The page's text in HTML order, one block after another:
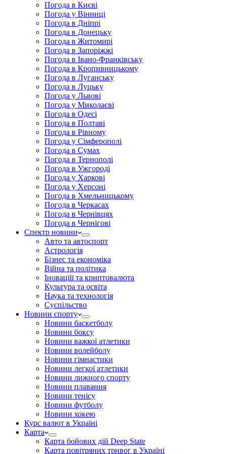
Погода в Києві
Погода у Вінниці
Погода в Дніпрі
Погода в Донецьку
Погода в Житомирі
Погода в Запоріжжі
Погода в Івано-Франківську
Погода в Кропивницькому
Погода в Луганську
Погода в Луцьку
Погода у Львові
Погода у Миколаєві
Погода в Одесі
Погода в Полтаві
Погода в Рівному
Погода у Сімферополі
Погода в Сумах
Погода в Тернополі
Погода в Ужгороді
Погода у Харкові
Погода у Херсоні
Погода в Хмельницькому
Погода в Черкасах
Погода в Чернівцях
Погода в Чернігові
Спектр новини
Авто та автоспорт
Астрологія
Бізнес та економіка
Війна та політика
Іноваціії та криптовалюта
Культура та освіта
Наука та технологія
Суспільство
Новини спорту
Новини баскетболу
Новини боксу
Новини важкої атлетики
Новини волейболу
Новини гімнастики
Новини легкої атлетики
Новини лижного спорту
Новини плавання
Новини тенісу
Новини футболу
Новини хокею
Курс валют в Україні
Карта
Карта бойових дій Deep State
Карта повітряних тривог в Україні